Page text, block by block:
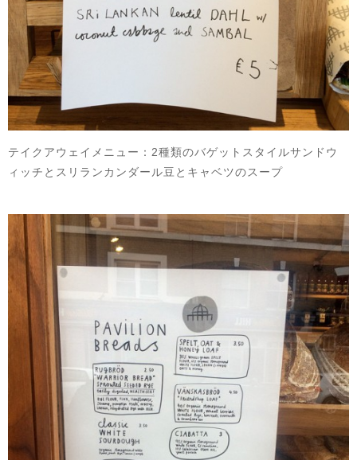
テイクアウェイメニュー：2種類のバゲットスタイルサンドウ
ィッチとスリランカンダール豆とキャベツのスープ